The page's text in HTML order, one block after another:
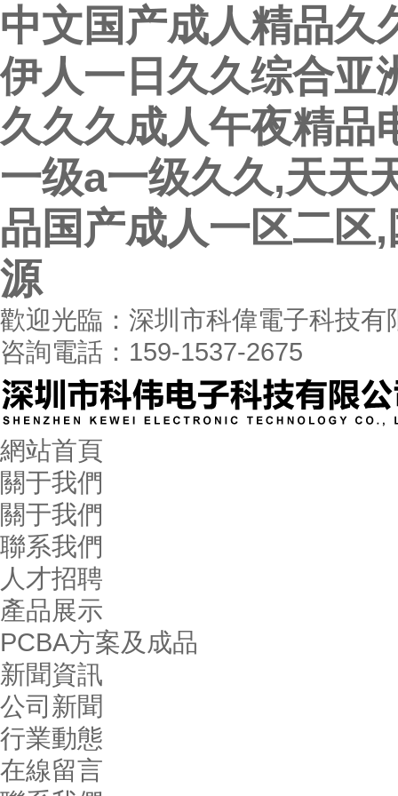
中文国产成人精品久
伊人一日久久综合亚
久久久成人午夜精品
一级a一级久久,天天
品国产成人一区二区
源
歡迎光臨：深圳市科偉電子科技有
咨詢電話：159-1537-2675
網站首頁
關于我們
關于我們
聯系我們
人才招聘
產品展示
PCBA方案及成品
新聞資訊
公司新聞
行業動態
在線留言